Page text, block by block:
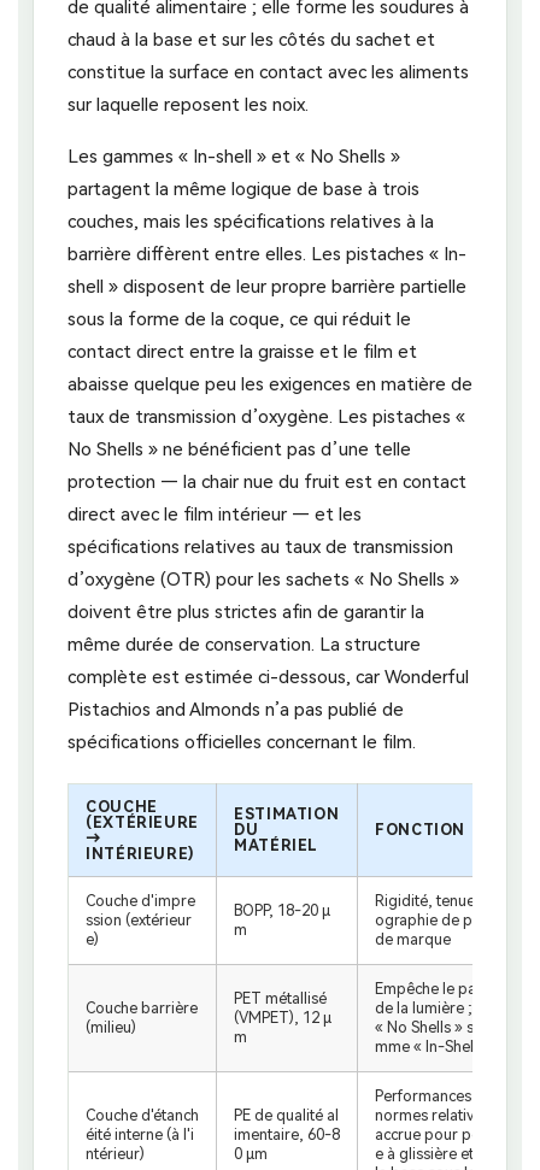
de qualité alimentaire ; elle forme les soudures à
chaud à la base et sur les côtés du sachet et
constitue la surface en contact avec les aliments
sur laquelle reposent les noix.
Les gammes « In-shell » et « No Shells »
partagent la même logique de base à trois
couches, mais les spécifications relatives à la
barrière diffèrent entre elles. Les pistaches « In-
shell » disposent de leur propre barrière partielle
sous la forme de la coque, ce qui réduit le
contact direct entre la graisse et le film et
abaisse quelque peu les exigences en matière de
taux de transmission d’oxygène. Les pistaches «
No Shells » ne bénéficient pas d’une telle
protection — la chair nue du fruit est en contact
direct avec le film intérieur — et les
spécifications relatives au taux de transmission
d’oxygène (OTR) pour les sachets « No Shells »
doivent être plus strictes afin de garantir la
même durée de conservation. La structure
complète est estimée ci-dessous, car Wonderful
Pistachios and Almonds n’a pas publié de
spécifications officielles concernant le film.
COUCHE
(EXTÉRIEURE
→
INTÉRIEURE)
ESTIMATION
DU
MATÉRIEL
FONCTION
Couche d'impre
ssion (extérieur
e)
BOPP, 18-20 μ
m
Rigidité, tenue en
ographie de produit
de marque
Couche barrière
(milieu)
PET métallisé
(VMPET), 12 μ
m
Empêche le passage
de la lumière ; les
« No Shells » sont plus
mme « In-Shell ».
Couche d'étanch
éité interne (à l'i
ntérieur)
PE de qualité al
imentaire, 60-8
0 μm
Performances de
normes relatives au
accrue pour permettre
e à glissière et garantir